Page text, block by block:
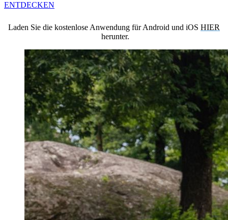
ENTDECKEN
Laden Sie die kostenlose Anwendung für Android und iOS HIER
herunter.